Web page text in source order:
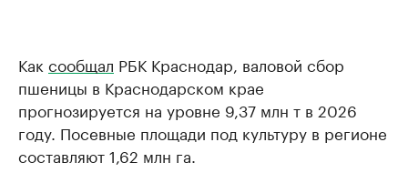
Как сообщал РБК Краснодар, валовой сбор
пшеницы в Краснодарском крае
прогнозируется на уровне 9,37 млн т в 2026
году. Посевные площади под культуру в регионе
составляют 1,62 млн га.